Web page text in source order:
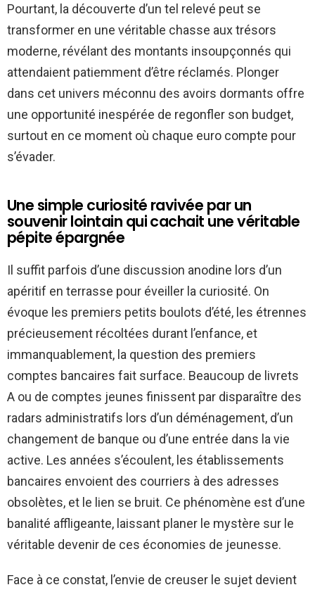
Pourtant, la découverte d’un tel relevé peut se
transformer en une véritable chasse aux trésors
moderne, révélant des montants insoupçonnés qui
attendaient patiemment d’être réclamés. Plonger
dans cet univers méconnu des avoirs dormants offre
une opportunité inespérée de regonfler son budget,
surtout en ce moment où chaque euro compte pour
s’évader.
Une simple curiosité ravivée par un
souvenir lointain qui cachait une véritable
pépite épargnée
Il suffit parfois d’une discussion anodine lors d’un
apéritif en terrasse pour éveiller la curiosité. On
évoque les premiers petits boulots d’été, les étrennes
précieusement récoltées durant l’enfance, et
immanquablement, la question des premiers
comptes bancaires fait surface. Beaucoup de livrets
A ou de comptes jeunes finissent par disparaître des
radars administratifs lors d’un déménagement, d’un
changement de banque ou d’une entrée dans la vie
active. Les années s’écoulent, les établissements
bancaires envoient des courriers à des adresses
obsolètes, et le lien se bruit. Ce phénomène est d’une
banalité affligeante, laissant planer le mystère sur le
véritable devenir de ces économies de jeunesse.
Face à ce constat, l’envie de creuser le sujet devient